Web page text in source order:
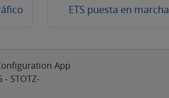
ETS puesta en marcha
App
- STOTZ-